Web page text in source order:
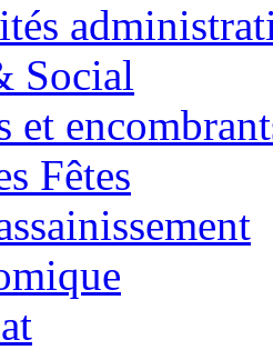
Social
et
Fêtes